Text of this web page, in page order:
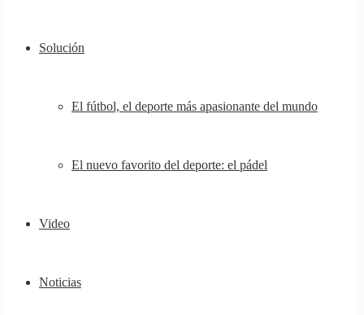
Solución
El fútbol, ​​el deporte más apasionante del mundo
El nuevo favorito del deporte: el pádel
Video
Noticias